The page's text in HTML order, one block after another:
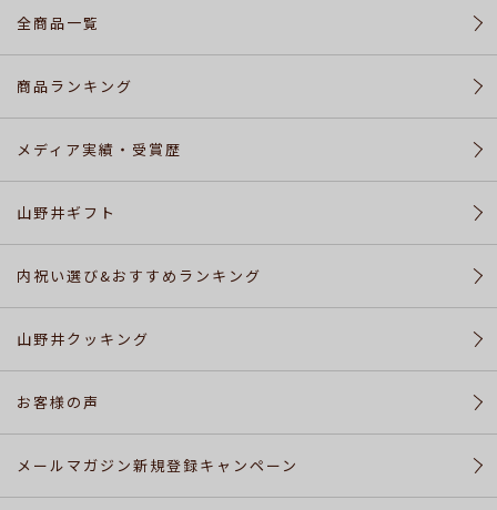
カ
ー
ト
送・
送
料
い
て
問
い
わ
せ
全商品一覧
商品ランキング
メディア実績・受賞歴
山野井ギフト
内祝い選び&おすすめランキング
山野井クッキング
お客様の声
メールマガジン新規登録キャンペーン